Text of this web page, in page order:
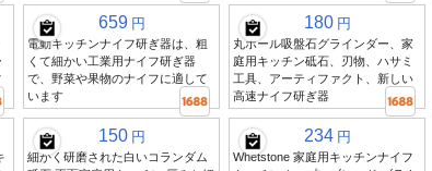
659 円
電動キッチンナイフ研ぎ器は、粗
くて細かい工業用ナイフ研ぎ器
で、野菜や果物のナイフに適して
います
180 円
丸ボール吸盤石グラインダー、家
庭用キッチン砥石、刃物、ハサミ
工具、アーティファクト、新しい
高速ナイフ研ぎ器
150 円
細かく研磨された白いコランダム
234 円
Whetstone 家庭用キッチンナイフ